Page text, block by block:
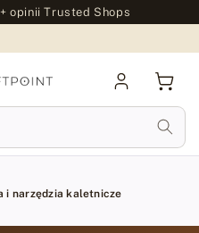
Trusted Shops
się
i narzędzia kaletnicze